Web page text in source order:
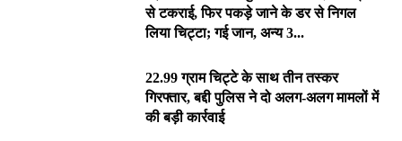
से टकराई, फिर पकड़े जाने के डर से निगल
लिया चिट्टा; गई जान, अन्य 3...
22.99 ग्राम चिट्टे के साथ तीन तस्कर
गिरफ्तार, बद्दी पुलिस ने दो अलग-अलग मामलों में
की बड़ी कार्रवाई